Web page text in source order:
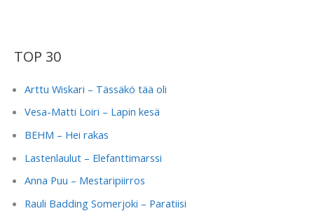
TOP 30
Arttu Wiskari – Tässäkö tää oli
Vesa-Matti Loiri – Lapin kesä
BEHM – Hei rakas
Lastenlaulut – Elefanttimarssi
Anna Puu – Mestaripiirros
Rauli Badding Somerjoki – Paratiisi